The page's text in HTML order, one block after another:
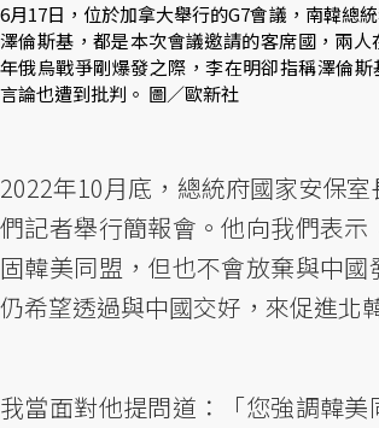
6月17日，位於加拿大舉行的G7會議，南韓總
澤倫斯基，都是本次會議邀請的客席國，兩人
年俄烏戰爭剛爆發之際，李在明卻指稱澤倫
言論也遭到批判。 圖／歐新社
2022年10月底，總統府國家安保
們記者舉行簡報會。他向我們表示
固韓美同盟，但也不會放棄與中
仍希望透過與中國交好，來促進北
我當面對他提問道：「您強調韓美